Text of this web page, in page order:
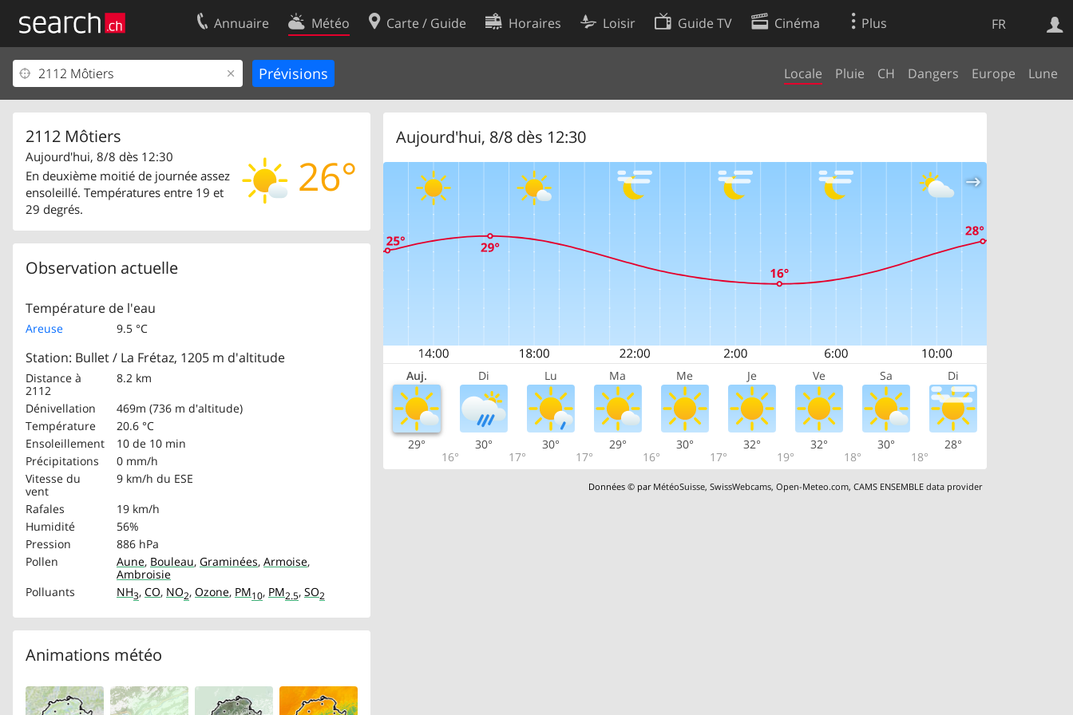
FR
Annuaire Météo Carte / Guide Horaires Loisir Guide TV Cinéma Plus
Locale Pluie CH Dangers Europe Lune
2112 Môtiers
26°
Aujourd'hui, 8/8 dès 12:30
En deuxième moitié de journée assez
ensoleillé. Températures entre 19 et
29 degrés.
Observation actuelle
Température de l'eau
Areuse 9.5 °C
Station: Bullet / La Frétaz, 1205 m d'altitude
Distance à
2112
8.2 km
Dénivellation
469m (736 m d'altitude)
Température
20.6 °C
Ensoleillement
10 de 10 min
Précipitations
0 mm/h
Vitesse du
vent
9 km/h du ESE
Rafales
19 km/h
Humidité
56%
Pression
886 hPa
Pollen
Aune, Bouleau, Graminées, Armoise,
Ambroisie
Polluants
NH3, CO, NO2, Ozone, PM10, PM2.5, SO2
Animations météo
Aujourd'hui, 8/8 dès 12:30
Auj. Di Lu Ma Me Je Ve Sa Di
29°
16°
30°
17°
30°
17°
29°
16°
30°
17°
32°
19°
32°
18°
30°
18°
28°
Données © par MétéoSuisse,SwissWebcams,Open-Meteo.com,CAMS ENSEMBLE data provider
Web
Votre inscription
Centre clients
Mentions Légales
Contact
Conditions d’utilisation
Préférences de cookies